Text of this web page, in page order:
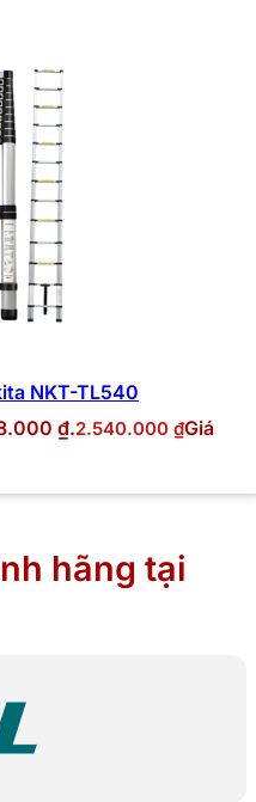
NKT-TL540
₫.2.540.000 ₫Giá
hãng tại